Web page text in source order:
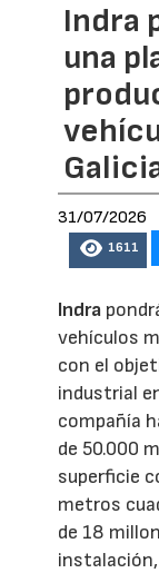
Indra
una
31/07/2026
1611
Indra
vehículos
con el
industrial
compañía
de 50.000
superficie
metros
de 18